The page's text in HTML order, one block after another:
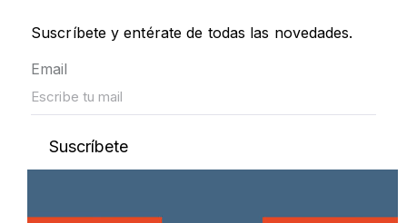
Suscríbete y entérate de todas las novedades.
Email
Suscríbete